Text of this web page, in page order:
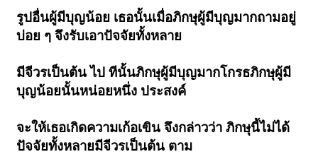
รูปอื่นผู้มีบุญน้อย เธอนั้นเมื่อภิกษุผู้มีบุญมากถามอยู่
บ่อย ๆ จึงรับเอาปัจจัยทั้งหลาย
มีจีวรเป็นต้น ไป ทีนั้นภิกษุผู้มีบุญมากโกรธภิกษุผู้มี
บุญน้อยนั้นหน่อยหนึ่ง ประสงค์
จะให้เธอเกิดความเก้อเขิน จึงกล่าวว่า ภิกษุนี้ไม่ได้
ปัจจัยทั้งหลายมีจีวรเป็นต้น ตาม